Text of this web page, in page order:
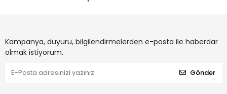
Kampanya, duyuru, bilgilendirmelerden e-posta ile haberdar
olmak istiyorum.
Gönder